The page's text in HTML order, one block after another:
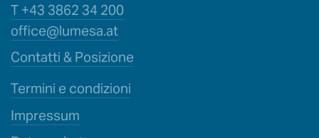
T +43 3862 34 200
office@lumesa.at
Contatti & Posizione
Termini e condizioni
Impressum